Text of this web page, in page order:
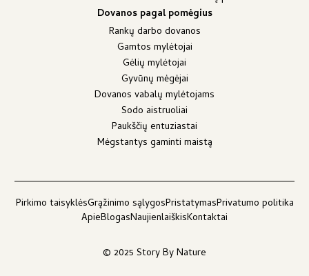
Dovanos pagal pomėgius
Rankų darbo dovanos
Gamtos mylėtojai
Gėlių mylėtojai
Gyvūnų mėgėjai
Dovanos vabalų mylėtojams
Sodo aistruoliai
Paukščių entuziastai
Mėgstantys gaminti maistą
© 2025 Story By Nature
Pirkimo taisyklėsGrąžinimo sąlygosPristatymasPrivatumo politika
ApieBlogasNaujienlaiškisKontaktai